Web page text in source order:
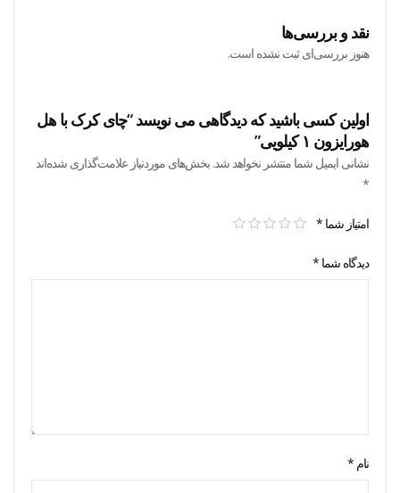
نقد و بررسی‌ها
هنوز بررسی‌ای ثبت نشده است.
اولین کسی باشید که دیدگاهی می نویسد “چای کرک با هل
هورایزون ۱ کیلویی”
نشانی ایمیل شما منتشر نخواهد شد. بخش‌های موردنیاز علامت‌گذاری شده‌اند
*
امتیاز شما *
دیدگاه شما *
نام *